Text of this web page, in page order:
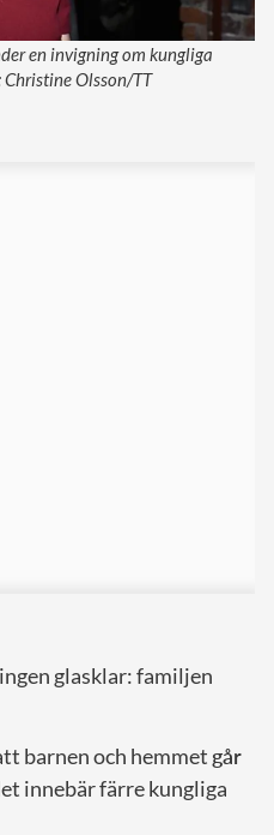
en invigning om kungliga
Olsson/TT
glasklar: familjen
barnen och hemmet går
innebär färre kungliga